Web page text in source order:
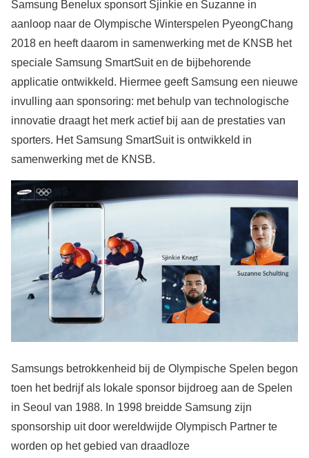
Samsung Benelux sponsort Sjinkie en Suzanne in
aanloop naar de Olympische Winterspelen PyeongChang
2018 en heeft daarom in samenwerking met de KNSB het
speciale Samsung SmartSuit en de bijbehorende
applicatie ontwikkeld. Hiermee geeft Samsung een nieuwe
invulling aan sponsoring: met behulp van technologische
innovatie draagt het merk actief bij aan de prestaties van
sporters. Het Samsung SmartSuit is ontwikkeld in
samenwerking met de KNSB.
Samsungs betrokkenheid bij de Olympische Spelen begon
toen het bedrijf als lokale sponsor bijdroeg aan de Spelen
in Seoul van 1988. In 1998 breidde Samsung zijn
sponsorship uit door wereldwijde Olympisch Partner te
worden op het gebied van draadloze